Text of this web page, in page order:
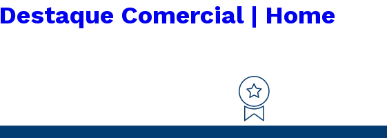
Destaque Comercial | Home